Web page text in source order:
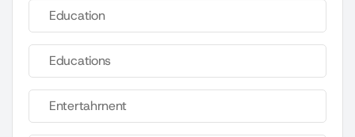
Education
Educations
Entertahrnent